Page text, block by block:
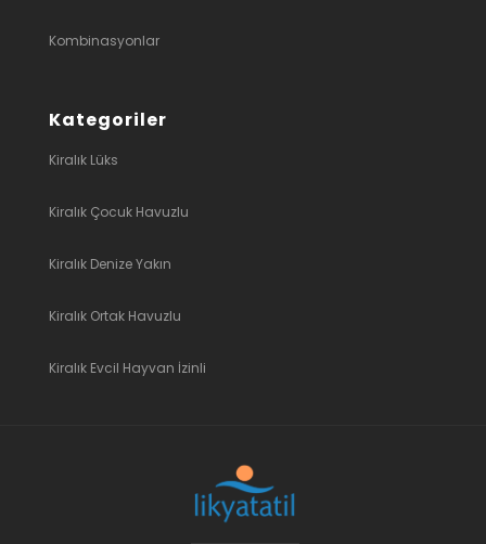
Kombinasyonlar
Kategoriler
Kiralık Lüks
Kiralık Çocuk Havuzlu
Kiralık Denize Yakın
Kiralık Ortak Havuzlu
Kiralık Evcil Hayvan İzinli